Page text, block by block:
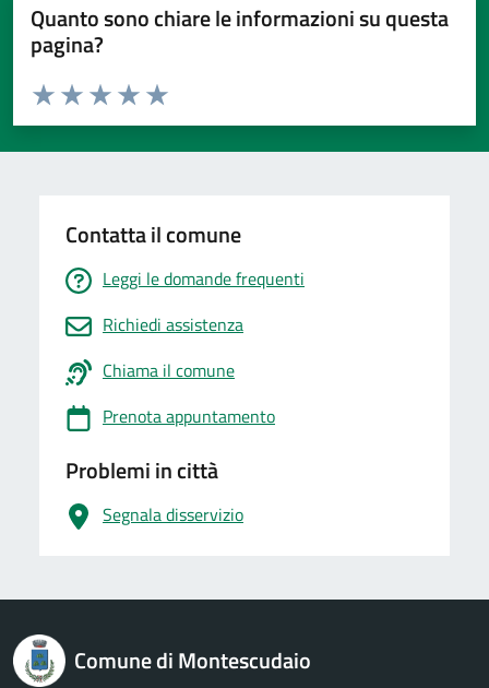
Quanto sono chiare le informazioni su questa
pagina?
Valuta da 1 a 5 stelle la pagina
Valuta 5 stelle su 5
Valuta 4 stelle su 5
Valuta 3 stelle su 5
Valuta 2 stelle su 5
Valuta 1 stelle su 5
Contatta il comune
Leggi le domande frequenti
Richiedi assistenza
Chiama il comune
Prenota appuntamento
Problemi in città
Segnala disservizio
logo Unione Europea
Comune di Montescudaio